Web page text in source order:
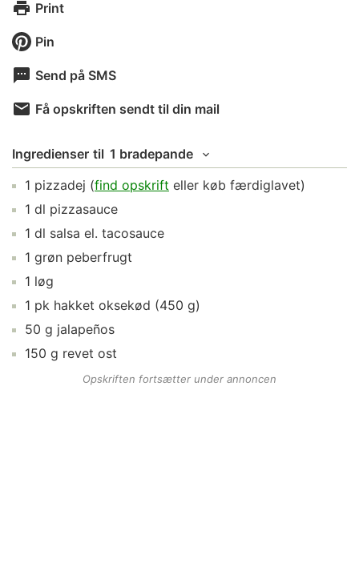
Print
Pin
Send på SMS
Få opskriften sendt til din mail
Ingredienser til 1 bradepande
1 pizzadej (find opskrift eller køb færdiglavet)
1 dl pizzasauce
1 dl salsa el. tacosauce
1 grøn peberfrugt
1 løg
1 pk hakket oksekød (450 g)
50 g jalapeños
150 g revet ost
Opskriften fortsætter under annoncen